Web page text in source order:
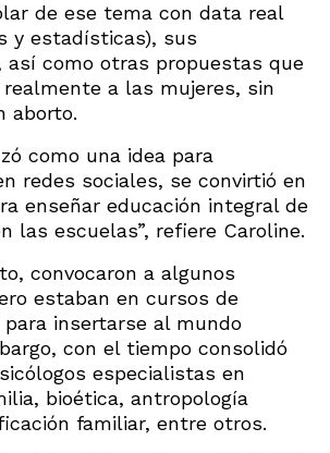
de ese tema con data real
y estadísticas), sus
así como otras propuestas que
realmente a las mujeres, sin
aborto.
como una idea para
redes sociales, se convirtió en
enseñar educación integral de
las escuelas”, refiere Caroline.
convocaron a algunos
estaban en cursos de
para insertarse al mundo
con el tiempo consolidó
especialistas en
bioética, antropología
familiar, entre otros.